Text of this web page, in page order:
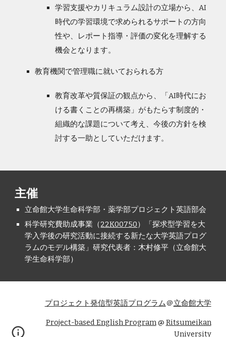
学習支援やカリキュラム設計の立場から、AI
時代の学習環境で求められるサポートの方向
性や、レポート指導・評価の変化を理解する
機会となります。
教育機関で管理職に就いておられる方
教育改革や質保証の観点から、「AI時代にお
ける書くことの再構築」がもたらす制度的・
組織的な課題について考え、今後の方針を検
討する一助としていただけます。
主催
立命館大学生命科学部・薬学部プロジェクト英語部会
科学研究費助成事業（22K00750）「探求型学習を大
学入学後の研究活動に接続する新たな大学英語プログ
ラムのモデル構築」研究代表者：木村修平（立命館大
学生命科学部）
プロジェクト発信型英語プログラム＠立命館大学
Project-based English Program@ Ritsumeikan
University